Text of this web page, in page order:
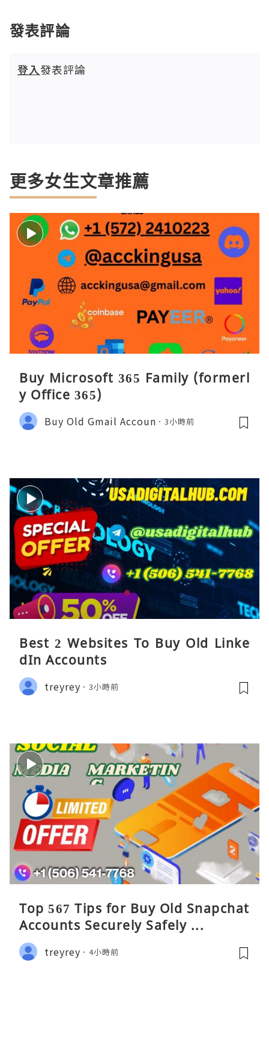
發表評論
登入發表評論
更多女生文章推薦
Buy Microsoft 365 Family (formerl
y Office 365)
Buy Old Gmail Accoun 3小時前
Best 2 Websites To Buy Old Linke
dIn Accounts
treyrey 3小時前
Top 567 Tips for Buy Old Snapchat
Accounts Securely Safely ...
treyrey 4小時前